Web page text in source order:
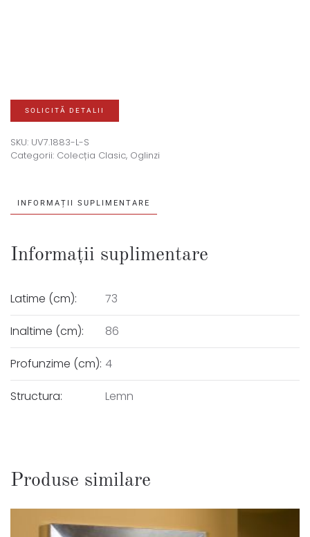
SOLICITĂ DETALII
SKU: UV7.1883-L-S
Categorii: Colecția Clasic, Oglinzi
INFORMAȚII SUPLIMENTARE
Informații suplimentare
Latime (cm): 73
Inaltime (cm): 86
Profunzime (cm): 4
Structura: Lemn
Produse similare